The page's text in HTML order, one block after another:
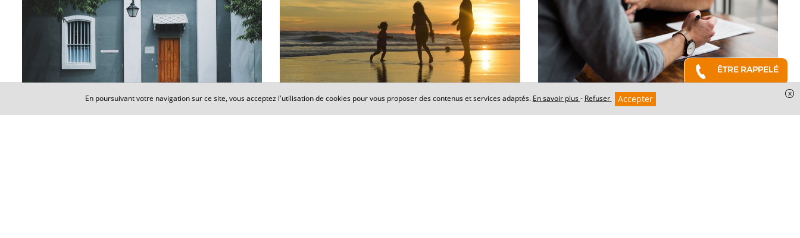
ÊTRE RAPPELÉ
DROIT PATRIMONIAL DROIT DES SUCCESSIONS DROIT DES SOCIÉTÉS
En poursuivant votre navigation sur ce site, vous acceptez l'utilisation de cookies pour vous proposer des contenus et services adaptés. En savoir plus- Refuser Accepter
x